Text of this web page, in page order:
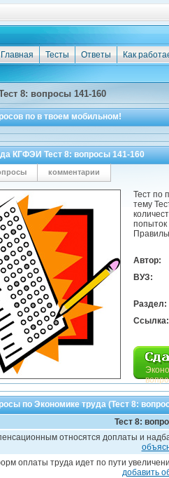
Как
Ответы
Тесты
Главная
8: вопросы 141-160
пов твоем мобильном!
КГФЭИ Тест 8: вопросы 141-160
комментарии
Тест по
тему
попыток
Автор:
ВУЗ:
Раздел:
Ссылка:
по Экономике труда (Тест 8:
Тест 8:
относятся доплаты и
оплаты труда идет по пути
добавить